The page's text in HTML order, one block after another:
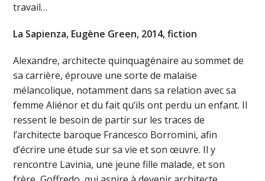
travail…
La Sapienza, Eugène Green, 2014, fiction
Alexandre, architecte quinquagénaire au sommet de
sa carrière, éprouve une sorte de malaise
mélancolique, notamment dans sa relation avec sa
femme Aliénor et du fait qu’ils ont perdu un enfant. Il
ressent le besoin de partir sur les traces de
l’architecte baroque Francesco Borromini, afin
d’écrire une étude sur sa vie et son œuvre. Il y
rencontre Lavinia, une jeune fille malade, et son